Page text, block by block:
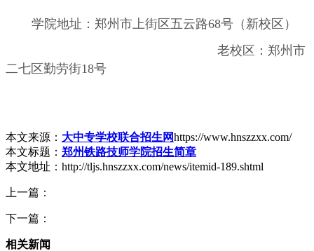
学院地址：郑州市上街区五云路68号（新校区）
老校区：郑州市
二七区勤劳街18号
本文来源： 大中专学校联合招生网https://www.hnszzxx.com/
本文标题： 郑州铁路技师学院招生简章
本文地址：http://tljs.hnszzxx.com/news/itemid-189.shtml
上一篇：
下一篇：
相关新闻